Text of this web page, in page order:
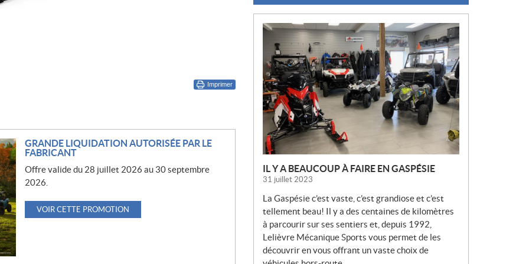
Imprimer
GRANDE LIQUIDATION AUTORISÉE PAR LE
FABRICANT
Offre valide du 28 juillet 2026 au 30 septembre
2026.
VOIR CETTE PROMOTION
N
U
V
E
L
L
E
S
IL Y A BEAUCOUP À FAIRE EN GASPÉSIE
31 juillet 2023
La Gaspésie c’est vaste, c’est grandiose et c’est
tellement beau! Il y a des centaines de kilomètres
à parcourir sur ses sentiers et, depuis 1992,
Lelièvre Mécanique Sports vous permet de les
découvrir en vous offrant un vaste choix de